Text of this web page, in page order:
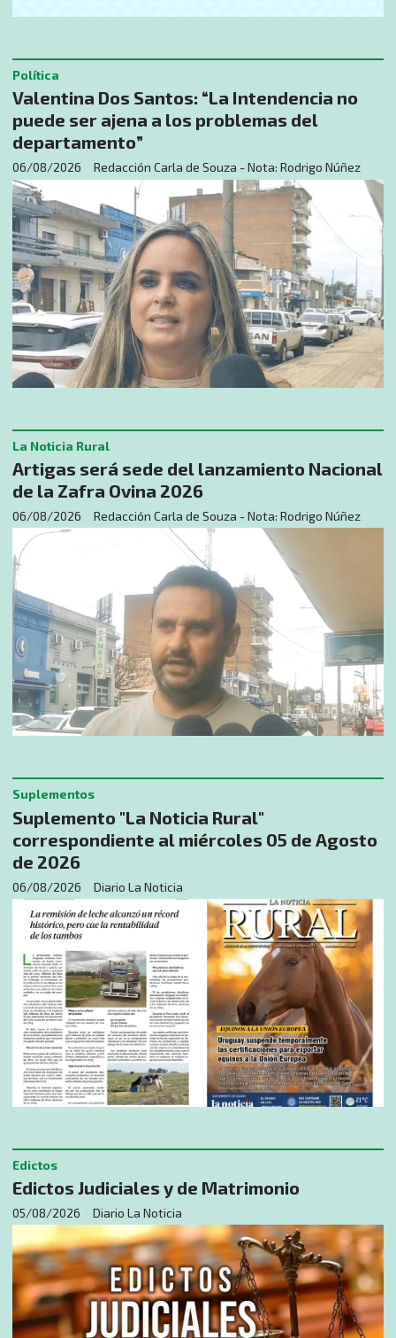
Valentina Dos Santos: “La Intendencia no
puede ser ajena a los problemas del
departamento”
Redacción Carla de Souza - Nota: Rodrigo Núñez
Política
06/08/2026
Artigas será sede del lanzamiento Nacional
de la Zafra Ovina 2026
Redacción Carla de Souza - Nota: Rodrigo Núñez
La Noticia Rural
06/08/2026
Suplemento "La Noticia Rural"
correspondiente al miércoles 05 de Agosto
de 2026
Diario La Noticia
Suplementos
06/08/2026
Edictos Judiciales y de Matrimonio
Diario La Noticia
Edictos
05/08/2026